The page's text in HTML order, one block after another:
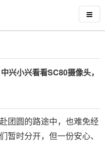
兴小兴看看SC80摄像头，
圆的路途中，也难免经
暂时分开，但一份安心、